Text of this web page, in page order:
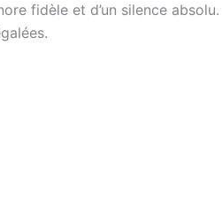
fidèle et d’un silence absolu.